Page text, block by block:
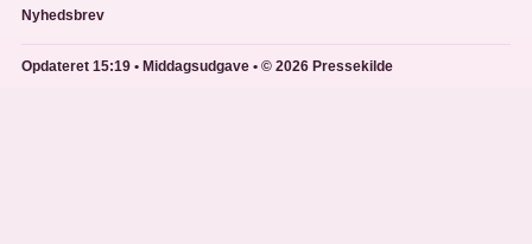
Nyhedsbrev
Opdateret 15:19 • Middagsudgave • © 2026 Pressekilde